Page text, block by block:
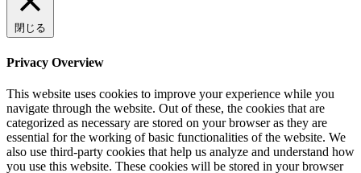
閉じる
Privacy Overview
This website uses cookies to improve your experience while you
navigate through the website. Out of these, the cookies that are
categorized as necessary are stored on your browser as they are
essential for the working of basic functionalities of the website. We
also use third-party cookies that help us analyze and understand how
you use this website. These cookies will be stored in your browser